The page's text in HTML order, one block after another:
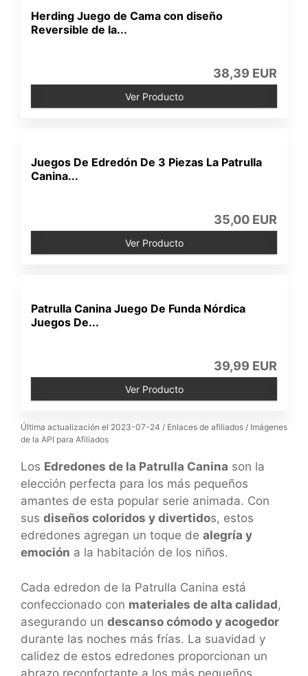
Herding Juego de Cama con diseño
Reversible de la...
38,39 EUR
Ver Producto
Juegos De Edredón De 3 Piezas La Patrulla
Canina...
35,00 EUR
Ver Producto
Patrulla Canina Juego De Funda Nórdica
Juegos De...
39,99 EUR
Ver Producto
Última actualización el 2023-07-24 / Enlaces de afiliados / Imágenes
de la API para Afiliados
Los Edredones de la Patrulla Canina son la
elección perfecta para los más pequeños
amantes de esta popular serie animada. Con
sus diseños coloridos y divertidos, estos
edredones agregan un toque de alegría y
emoción a la habitación de los niños.
Cada edredon de la Patrulla Canina está
confeccionado con materiales de alta calidad,
asegurando un descanso cómodo y acogedor
durante las noches más frías. La suavidad y
calidez de estos edredones proporcionan un
abrazo reconfortante a los más pequeños.